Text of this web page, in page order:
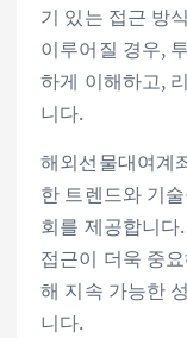
기 있는 접근 방
이루어질 경우,
하게 이해하고,
니다.
해외선물대여계
한 트렌드와 기
회를 제공합니다
접근이 더욱 중
해 지속 가능한
니다.